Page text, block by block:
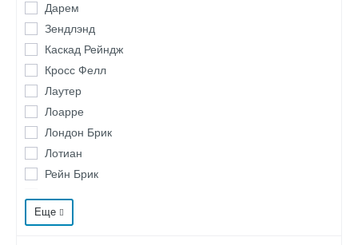
Дарем
Зендлэнд
Каскад Рейндж
Кросс Фелл
Лаутер
Лоарре
Лондон Брик
Лотиан
Рейн Брик
Рутланд
Еще